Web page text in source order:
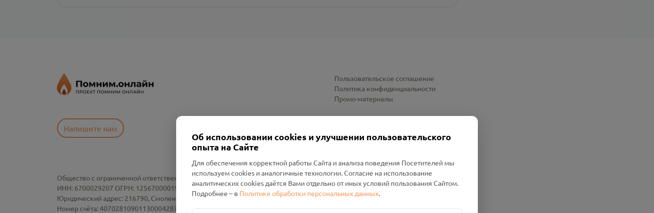
Напишите нам
Пользовательское соглашение
Политика конфиденциальности
Промо-материалы
Общество с ограниченной ответственностью «Смоленский Проект Помним»
ИНН: 6700029207 ОГРН: 1256700001986
Юридический адрес: 216790, Смоленская область, р-н Руднянский, г. Рудня, улица Западная, д. 26А, пом. 18
Номер счёта: 40702810901130004287 в АО "АЛЬФА-БАНК"
Об использовании cookies и улучшении пользовательского
опыта на Сайте
Для обеспечения корректной работы Сайта и анализа поведения Посетителей мы
используем cookies и аналогичные технологии. Согласие на использование
аналитических cookies даётся Вами отдельно от иных условий пользования Сайтом.
Подробнее – в Политике обработки персональных данных.